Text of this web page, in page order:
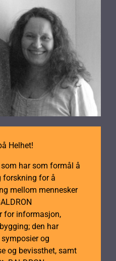
Helhet!
har som formål å
forskning for å
mellom mennesker
for informasjon,
den har
og
og bevissthet, samt